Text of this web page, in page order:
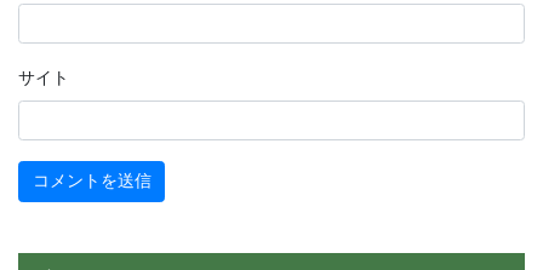
サイト